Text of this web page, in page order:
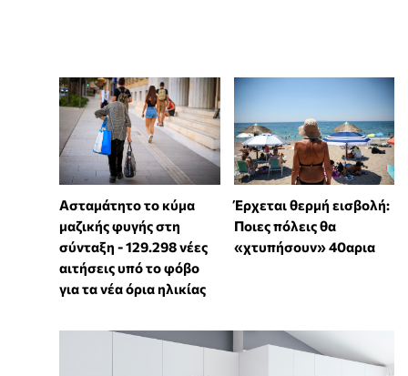
Ασταμάτητο το κύμα
μαζικής φυγής στη
σύνταξη - 129.298 νέες
αιτήσεις υπό το φόβο
για τα νέα όρια ηλικίας
Έρχεται θερμή εισβολή:
Ποιες πόλεις θα
«χτυπήσουν» 40αρια